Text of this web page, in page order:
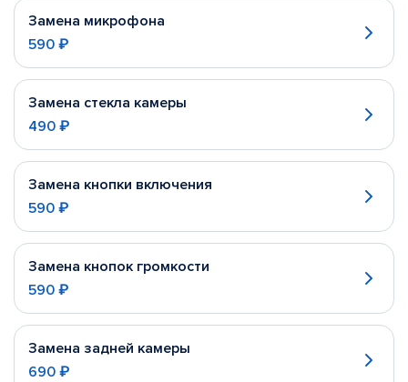
Замена микрофона
590 ₽
Замена стекла камеры
490 ₽
Замена кнопки включения
590 ₽
Замена кнопок громкости
590 ₽
Замена задней камеры
690 ₽